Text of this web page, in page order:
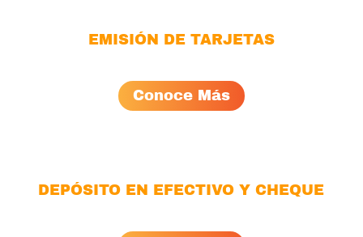
EMISIÓN DE TARJETAS
Conoce Más
DEPÓSITO EN EFECTIVO Y CHEQUE